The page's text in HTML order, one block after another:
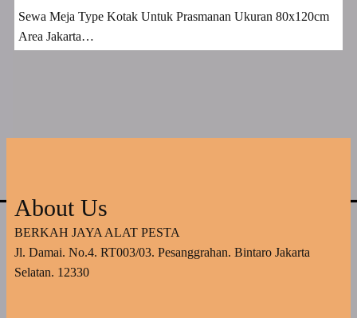
Sewa Meja Type Kotak Untuk Prasmanan Ukuran 80x120cm
Area Jakarta…
About Us
BERKAH JAYA ALAT PESTA
Jl. Damai. No.4. RT003/03. Pesanggrahan. Bintaro Jakarta
Selatan. 12330